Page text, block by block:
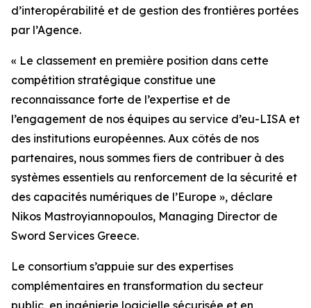
d’interopérabilité et de gestion des frontières portées
par l’Agence.
« Le classement en première position dans cette
compétition stratégique constitue une
reconnaissance forte de l’expertise et de
l’engagement de nos équipes au service d’eu-LISA et
des institutions européennes. Aux côtés de nos
partenaires, nous sommes fiers de contribuer à des
systèmes essentiels au renforcement de la sécurité et
des capacités numériques de l’Europe », déclare
Nikos Mastroyiannopoulos, Managing Director de
Sword Services Greece.
Le consortium s’appuie sur des expertises
complémentaires en transformation du secteur
public, en ingénierie logicielle sécurisée et en